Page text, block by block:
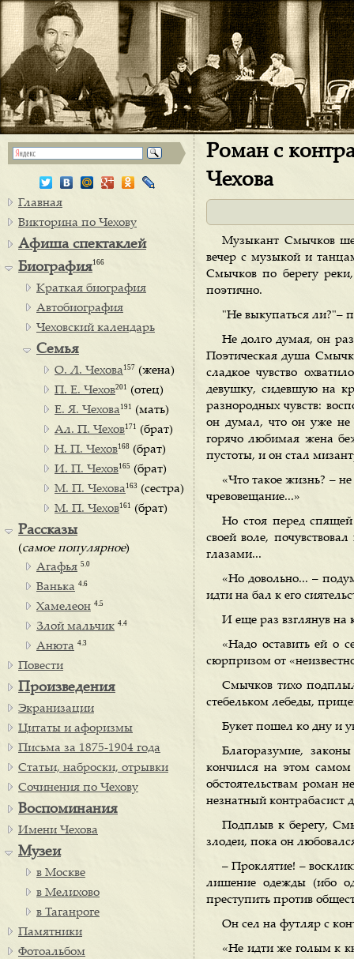
Роман с
Чехова
Музыкант Смычков
вечер с музыкой и
Смычков по берегу
поэтично.
"Не выкупаться ли?"–
Не долго думая, он
Поэтическая душа
сладкое чувство
девушку, сидевшую на
разнородных чувств:
он думал, что он уже не
горячо любимая жена
пустоты, и он стал
«Что такое жизнь? –
чревовещание...»
Но стоя перед спящей
своей воле,
глазами...
«Но довольно... –
идти на бал к его
И еще раз взглянув на
«Надо оставить ей о
сюрпризом от
Смычков тихо
стебельком лебеды,
Букет пошел ко дну и
Благоразумие,
кончился на этом
обстоятельствам роман
незнатный контрабасист
Подплыв к берегу,
злодеи, пока он
– Проклятие! –
лишение одежды (ибо
преступить против
Он сел на футляр с
«Не идти же голым к
Главная
Викторина по Чехову
Афиша спектаклей
Биография166
Краткая биография
Автобиография
Чеховский календарь
Семья
О. Л. Чехова 157 (жена)
П. Е. Чехов201 (отец)
Е. Я. Чехова 191 (мать)
Ал. П. Чехов171 (брат)
Н. П. Чехов168 (брат)
И. П. Чехов165 (брат)
М. П. Чехова 163 (сестра)
М. П. Чехов161 (брат)
Рассказы
(самое популярное)
Агафья 5.0
Ванька 4.6
Хамелеон 4.5
Злой мальчик 4.4
Анюта 4.3
Повести
Произведения
Экранизации
Цитаты и афоризмы
Письма за 1875-1904 года
Статьи, наброски, отрывки
Сочинения по Чехову
Воспоминания
Имени Чехова
Музеи
в Москве
в Мелихово
в Таганроге
Памятники
Фотоальбом